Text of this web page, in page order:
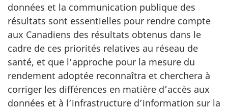
données et la communication publique des
résultats sont essentielles pour rendre compte
aux Canadiens des résultats obtenus dans le
cadre de ces priorités relatives au réseau de
santé, et que l’approche pour la mesure du
rendement adoptée reconnaîtra et cherchera à
corriger les différences en matière d’accès aux
données et à l’infrastructure d’information sur la